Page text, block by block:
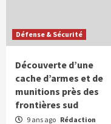
Défense & Sécurité
Découverte d’une
cache d’armes et de
munitions près des
frontières sud
9 ans ago Rédaction